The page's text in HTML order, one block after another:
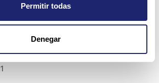
Permitir todas
Denegar
Blank Filler Module
VNX54/56/76